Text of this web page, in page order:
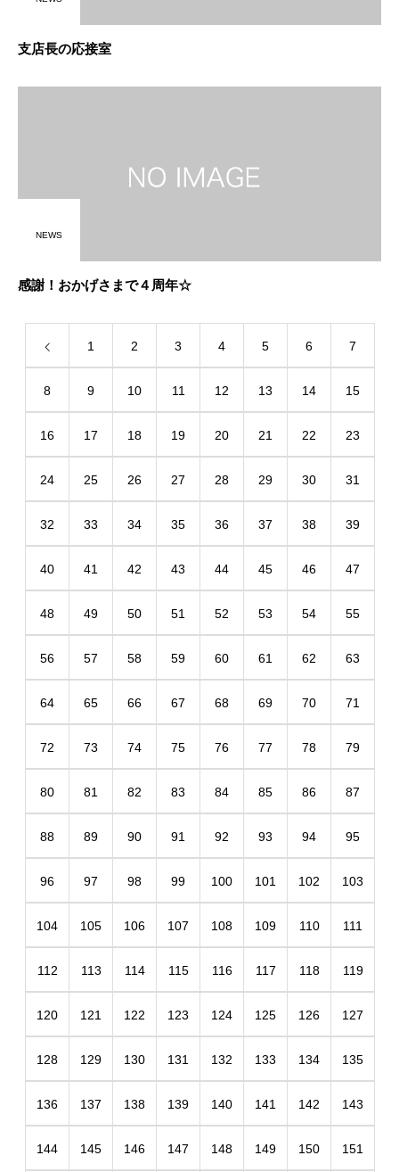
支店長の応接室
NEWS
感謝！おかげさまで４周年☆
1 2 3 4 5 6 7
8 9 10 11 12 13 14 15
16 17 18 19 20 21 22 23
24 25 26 27 28 29 30 31
32 33 34 35 36 37 38 39
40 41 42 43 44 45 46 47
48 49 50 51 52 53 54 55
56 57 58 59 60 61 62 63
64 65 66 67 68 69 70 71
72 73 74 75 76 77 78 79
80 81 82 83 84 85 86 87
88 89 90 91 92 93 94 95
96 97 98 99 100 101 102 103
104 105 106 107 108 109 110 111
112 113 114 115 116 117 118 119
120 121 122 123 124 125 126 127
128 129 130 131 132 133 134 135
136 137 138 139 140 141 142 143
144 145 146 147 148 149 150 151